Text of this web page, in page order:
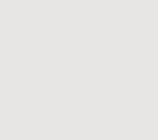
menschlicher